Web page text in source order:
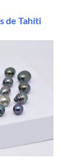
de Tahiti